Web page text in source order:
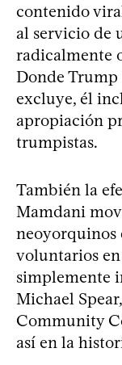
contenido
al servicio de
radicalmente
Donde Trump
excluye, él
apropiación
trumpistas.
También la
Mamdani
voluntarios en
simplemente
Michael
Community
así en la